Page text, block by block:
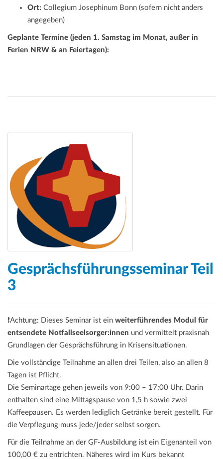
Ort: Collegium Josephinum Bonn (sofern nicht anders
angegeben)
Geplante Termine (jeden 1. Samstag im Monat, außer in
Ferien NRW & an Feiertagen):
Gesprächsführungsseminar Teil
3
❗Achtung: Dieses Seminar ist ein weiterführendes Modul für
entsendete Notfallseelsorger:innen und vermittelt praxisnah
Grundlagen der Gesprächsführung in Krisensituationen.
Die vollständige Teilnahme an allen drei Teilen, also an allen 8
Tagen ist Pflicht.
Die Seminartage gehen jeweils von 9:00 – 17:00 Uhr. Darin
enthalten sind eine Mittagspause von 1,5 h sowie zwei
Kaffeepausen. Es werden lediglich Getränke bereit gestellt. Für
die Verpflegung muss jede/jeder selbst sorgen.
Für die Teilnahme an der GF-Ausbildung ist ein Eigenanteil von
100,00 € zu entrichten. Näheres wird im Kurs bekannt